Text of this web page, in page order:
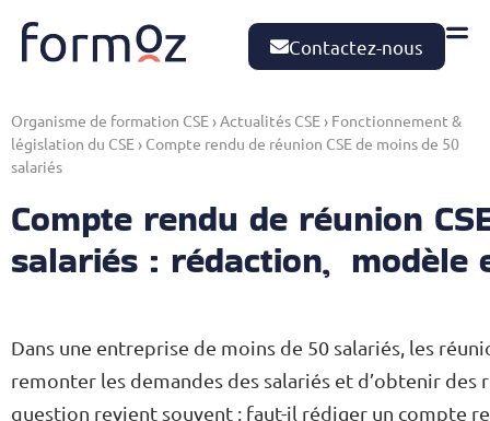
Contactez-nous
Organisme de formation CSE ›Actualités CSE › Fonctionnement &
législation du CSE › Compte rendu de réunion CSE de moins de 50
salariés
Compte rendu de réunion
salariés : rédaction, modèle
Dans une entreprise de moins de 50 salariés, les
remonter les demandes des salariés et d’obtenir des
question revient souvent : faut-il rédiger un compte